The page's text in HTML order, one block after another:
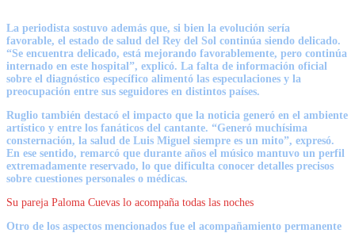
La periodista sostuvo además que, si bien la evolución sería
favorable, el estado de salud del Rey del Sol continúa siendo delicado.
“Se encuentra delicado, está mejorando favorablemente, pero continúa
internado en este hospital”, explicó. La falta de información oficial
sobre el diagnóstico específico alimentó las especulaciones y la
preocupación entre sus seguidores en distintos países.
Ruglio también destacó el impacto que la noticia generó en el ambiente
artístico y entre los fanáticos del cantante. “Generó muchísima
consternación, la salud de Luis Miguel siempre es un mito”, expresó.
En ese sentido, remarcó que durante años el músico mantuvo un perfil
extremadamente reservado, lo que dificulta conocer detalles precisos
sobre cuestiones personales o médicas.
Su pareja Paloma Cuevas lo acompaña todas las noches
Otro de los aspectos mencionados fue el acompañamiento permanente